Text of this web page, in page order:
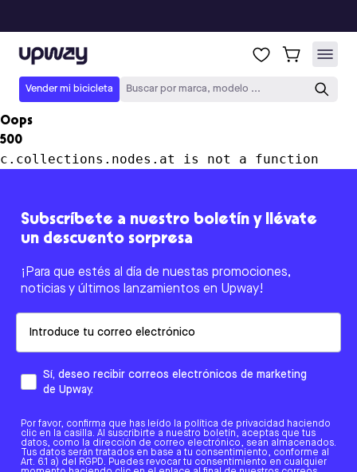
Upway
Vender mi bicicleta Buscar por marca, modelo ...
Oops
500
c.collections.nodes.at is not a function
Subscríbete a nuestro boletín y llévate
un descuento sorpresa
¡Para que estés al día de nuestas promociones,
noticias y últimos lanzamientos en Upway!
Sí, deseo recibir correos electrónicos de marketing
de Upway.
Por favor, confirma que has leído la política de privacidad haciendo
clic en la casilla. Al suscribirte a nuestro boletín, aceptas que tus
datos, como la dirección de correo electrónico, sean almacenados.
Tus datos serán tratados en base a tu consentimiento, conforme al
Art. 6.1 a) del RGPD. Puedes revocar tu consentimiento en cualquier